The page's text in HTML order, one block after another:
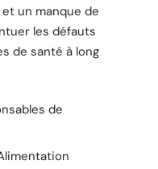
un manque de
les défauts
de santé à long
de